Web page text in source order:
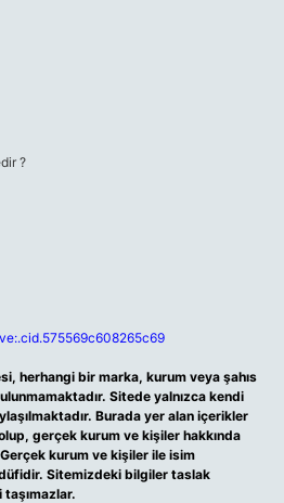
?
herhangi bir marka, kurum veya şahıs
Sitede yalnızca kendi
Burada yer alan içerikler
gerçek kurum ve kişiler hakkında
kurum ve kişiler ile isim
Sitemizdeki bilgiler taslak